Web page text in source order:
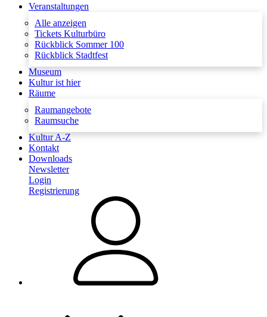
Veranstaltungen
Alle anzeigen
Tickets Kulturbüro
Rückblick Sommer 100
Rückblick Stadtfest
Museum
Kultur ist hier
Räume
Raumangebote
Raumsuche
Kultur A-Z
Kontakt
Downloads
Newsletter
Login
Registrierung